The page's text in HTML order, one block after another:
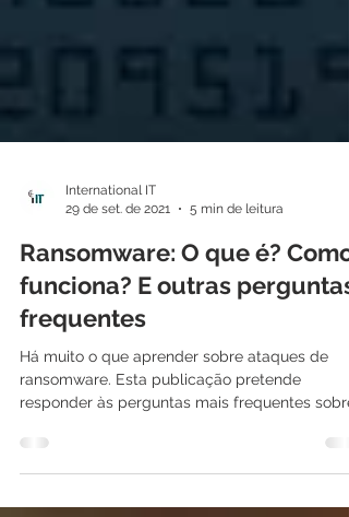
International IT
29 de set. de 2021
5 min de leitura
Ransomware: O que é? Como
funciona? E outras perguntas
frequentes
Há muito o que aprender sobre ataques de
esse assunto....